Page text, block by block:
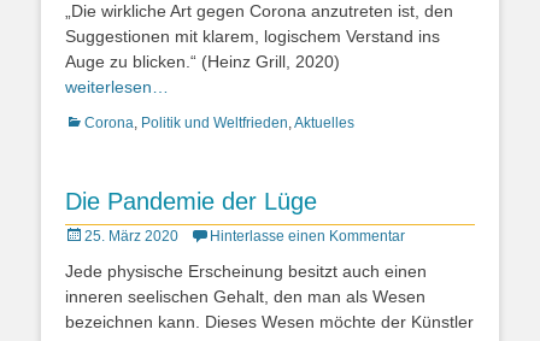
„Die wirkliche Art gegen Corona anzutreten ist, den
Suggestionen mit klarem, logischem Verstand ins
Auge zu blicken.“ (Heinz Grill, 2020)
weiterlesen…
Kategorien
Corona, Politik und Weltfrieden,Aktuelles
Die Pandemie der Lüge
Posted25. März 2020 Hinterlasse einen Kommentar
Jede physische Erscheinung besitzt auch einen
inneren seelischen Gehalt, den man als Wesen
bezeichnen kann. Dieses Wesen möchte der Künstler